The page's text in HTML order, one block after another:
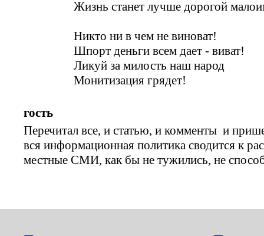
Жизнь станет лучше дорогой
Никто ни в чем не виноват!
Шпорт деньги всем дает - виват!
Ликуй за милость наш народ
Монитизация грядет!
гость
Перечитал все, и статью, и комменты и
вся информационная политика сводится к
местные СМИ, как бы не тужились, не